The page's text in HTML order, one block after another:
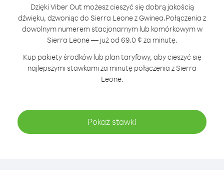
Dzięki Viber Out możesz cieszyć się dobrą jakością
dźwięku, dzwoniąc do Sierra Leone z Gwinea.Połączenia z
dowolnym numerem stacjonarnym lub komórkowym w
Sierra Leone — już od 69.0 ¢ za minutę.
Kup pakiety środków lub plan taryfowy, aby cieszyć się
najlepszymi stawkami za minutę połączenia z Sierra
Leone.
Pokaż stawki